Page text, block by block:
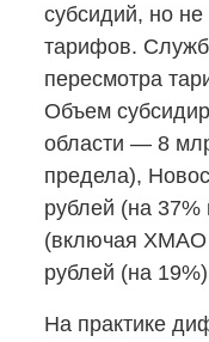
субсидий, но
тарифов.
пересмотра
Объем
области — 8
предела),
рублей (на
(включая
рублей (на
На практике